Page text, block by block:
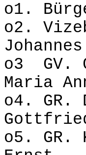
o1.
o2.
Johannes
o3 GV.
Maria
o4. GR.
o5. GR.